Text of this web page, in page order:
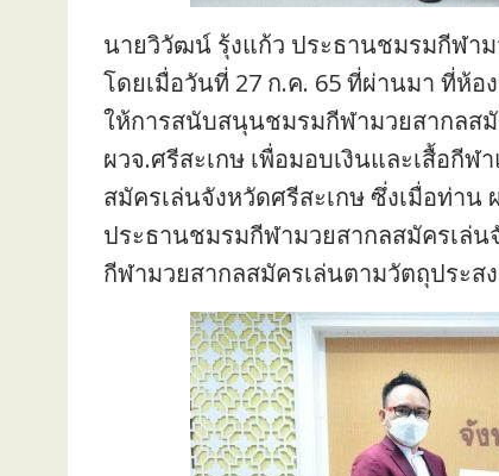
นายวิวัฒน์ รุ้งแก้ว ประธานชมรมกีฬาม
โดยเมื่อวันที่ 27 ก.ค. 65 ที่ผ่านมา ที่ห้
ให้การสนับสนุนชมรมกีฬามวยสากลส
ผวจ.ศรีสะเกษ เพื่อมอบเงินและเสื้อกี
สมัครเล่นจังหวัดศรีสะเกษ ซึ่งเมื่อท่า
ประธานชมรมกีฬามวยสากลสมัครเล่น
กีฬามวยสากลสมัครเล่นตามวัตถุประส